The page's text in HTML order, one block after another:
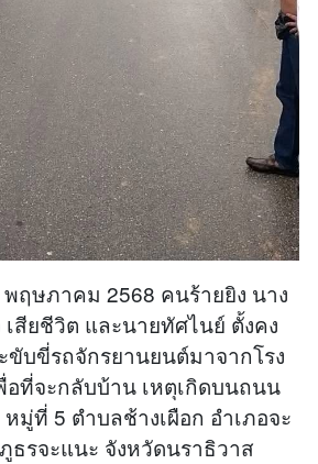
ฤษภาคม 2568 คนร้ายยิง นาง
เสียชีวิต และนายทัศไนย์ ตั้งคง
บขี่รถจักรยานยนต์มาจากโรง
อที่จะกลับบ้าน เหตุเกิดบนถนน
มู่ที่ 5 ตำบลช้างเผือก อำเภอจะ
ธรจะแนะ จังหวัดนราธิวาส